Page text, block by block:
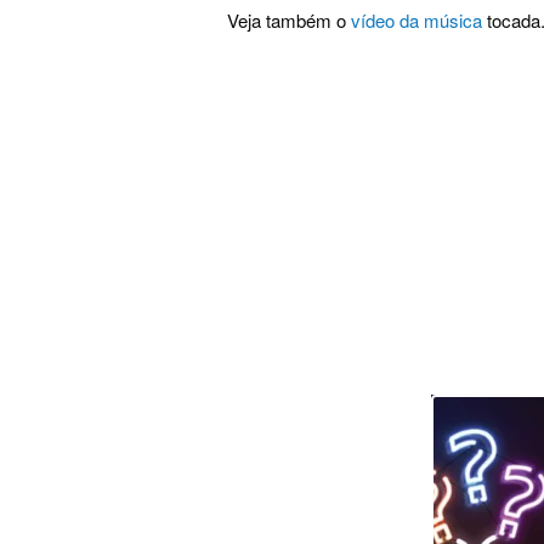
Veja também ovídeo da músicatocada.